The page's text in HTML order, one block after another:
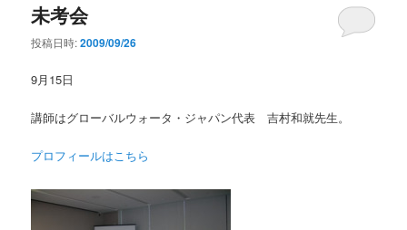
未考会
投稿日時:2009/09/26
9月15日
講師はグローバルウォータ・ジャパン代表 吉村和就先生。
プロフィールはこちら